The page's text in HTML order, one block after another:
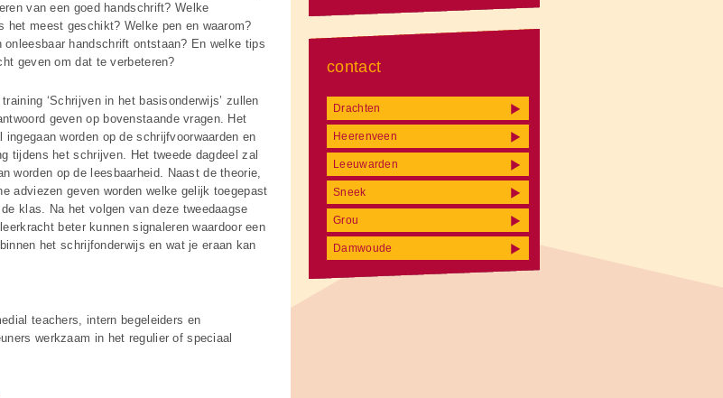
van een goed handschrift? Welke
het meest geschikt? Welke pen en waarom?
onleesbaar handschrift ontstaan? En welke tips
geven om dat te verbeteren?
training ‘Schrijven in het basisonderwijs’ zullen
geven op bovenstaande vragen. Het
ingegaan worden op de schrijfvoorwaarden en
tijdens het schrijven. Het tweede dagdeel zal
worden op de leesbaarheid. Naast de theorie,
adviezen geven worden welke gelijk toegepast
klas. Na het volgen van deze tweedaagse
beter kunnen signaleren waardoor een
het schrijfonderwijs en wat je eraan kan
teachers, intern begeleiders en
werkzaam in het regulier of speciaal
contact
Drachten
Heerenveen
Leeuwarden
Sneek
Grou
Damwoude